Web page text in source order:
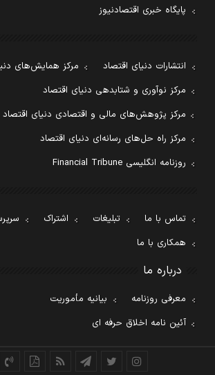
پایگاه خبری اقتصادنیوز
انتشارات دنیای اقتصاد
مرکز همایش‌های
مرکز نوآوری و شتابدهی دنیای اقتصاد
مرکز پژوهش‌های مالی و اقتصادی دنیای اقتصاد
مرکز راه حل‌های رسانه‌ای دنیای اقتصاد
روزنامه انگلیسی Financial Tribune
تماس با ما تبلیغات اشتراک
همکاری با ما
درباره ما
معرفی روزنامه
بیانیه مأموریت
آئین نامه اخلاق حرفه ای